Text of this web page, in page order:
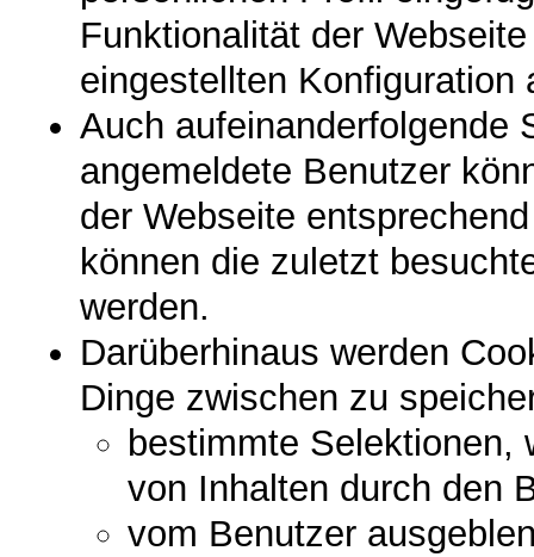
Funktionalität der
eingestellten Konfiguration
Auch aufeinanderfolgende
angemeldete Benutzer
der Webseite
können die zuletzt
werden.
Darüberhinaus werden
Dinge zwischen zu
bestimmte Selektionen,
von Inhalten durch den
vom Benutzer